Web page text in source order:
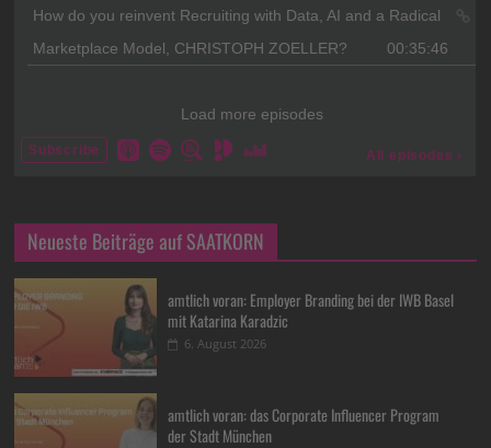
Neueste Beiträge auf SAATKORN
amtlich voran: Employer Branding bei der IWB Basel
mit Katarina Karadzic
6. August 2026
amtlich voran: das Corporate Influencer Program
der Stadt München